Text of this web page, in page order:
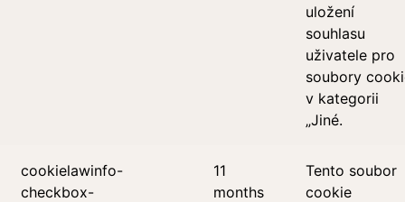
uložení
souhlasu
uživatele pro
soubory
v kategorii
„Jiné.
cookielawinfo-
checkbox-
11
months
Tento soubor
cookie